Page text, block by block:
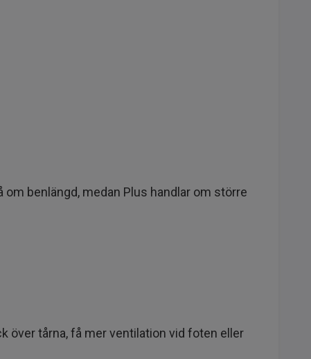
benlängd, medan Plus handlar om större
över tårna, få mer ventilation vid foten eller